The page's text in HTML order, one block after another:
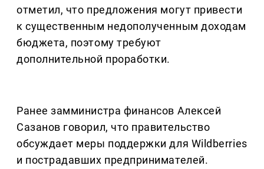
отметил, что предложения могут привести
к существенным недополученным доходам
бюджета, поэтому требуют
дополнительной проработки.
Ранее замминистра финансов Алексей
Сазанов говорил, что правительство
обсуждает меры поддержки для Wildberries
и пострадавших предпринимателей.